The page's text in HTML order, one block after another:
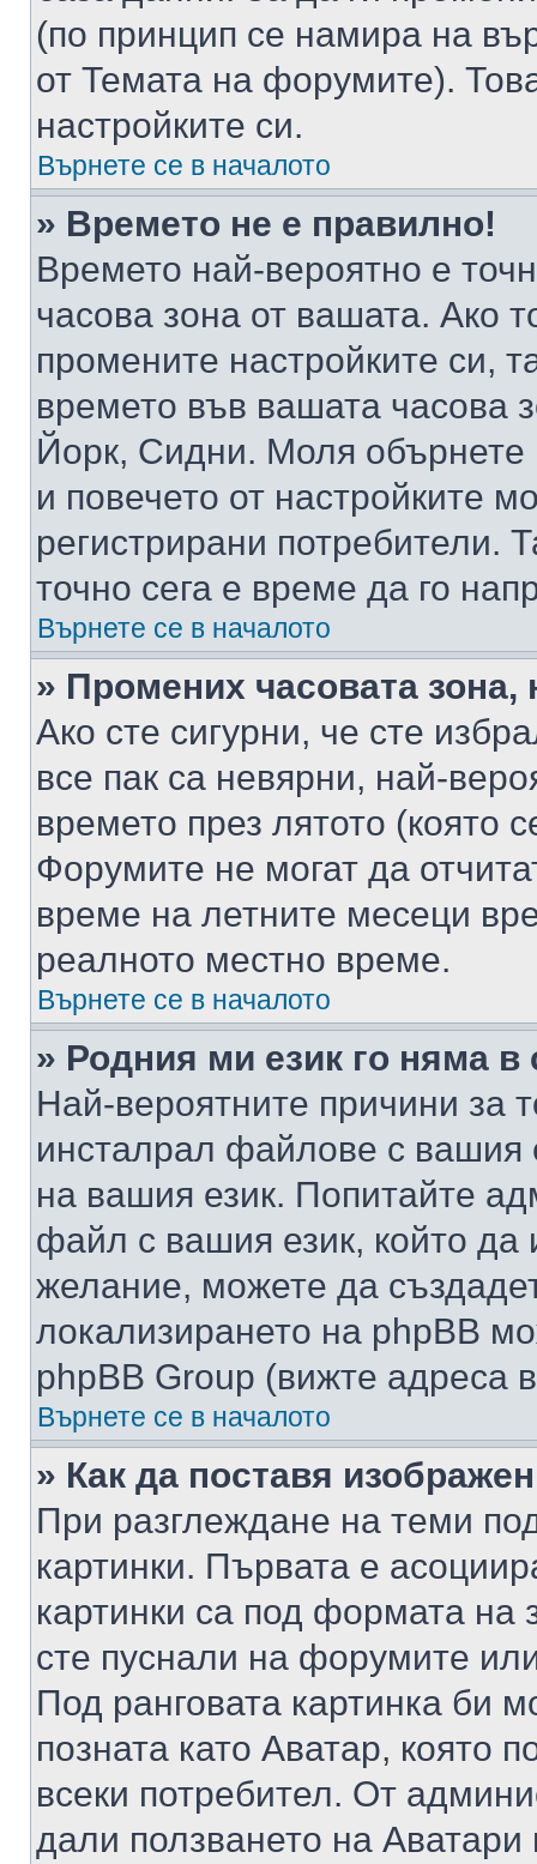
(по принцип се намира на
от Темата на форумите).
настройките си.
Върнете се в началото
» Времето не е правилно!
Времето най-вероятно е
часова зона от вашата. Ако
промените настройките си,
времето във вашата
Йорк, Сидни. Моля обърнете
и повечето от настройките
регистрирани потребители.
точно сега е време да го
Върнете се в началото
» Промених часовата
Ако сте сигурни, че сте
все пак са невярни, най-
времето през лятото (която
Форумите не могат да
време на летните месеци
реалното местно време.
Върнете се в началото
» Родния ми език го няма в
Най-вероятните причини за
инсталрал файлове с вашия
на вашия език. Попитайте
файл с вашия език, който да
желание, можете да
локализирането на phpBB
phpBB Group (вижте адреса
Върнете се в началото
» Как да поставя
При разглеждане на теми
картинки. Първата е
картинки са под формата на
сте пуснали на форумите
Под ранговата картинка би
позната като Аватар, която
всеки потребител. От
дали ползването на